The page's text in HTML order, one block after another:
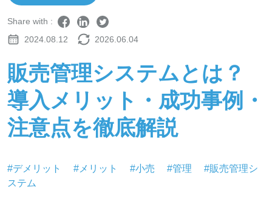
Share with :
2024.08.12
2026.06.04
販売管理システムとは？
導入メリット・成功事例・
注意点を徹底解説
#デメリット #メリット #小売 #管理
#販売管理シ
ステム